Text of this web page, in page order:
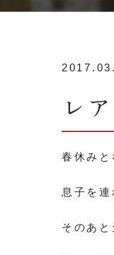
レ
春休みと
息子を
そのあ